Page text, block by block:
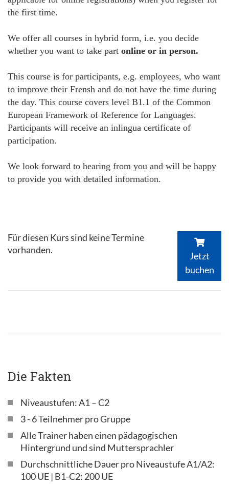
the first time.
We offer all courses in hybrid form, i.e. you decide
whether you want to take part online or in person.
This course is for participants, e.g. employees, who want
to improve their Frensh and do not have the time during
the day. This course covers level B1.1 of the Common
European Framework of Reference for Languages.
Participants will receive an inlingua certificate of
participation.
We look forward to hearing from you and will be happy
to provide you with detailed information.
Für diesen Kurs sind keine Termine
vorhanden.
Jetzt
buchen
Die Fakten
Niveaustufen: A1 – C2
3 - 6 Teilnehmer pro Gruppe
Alle Trainer haben einen pädagogischen
Hintergrund und sind Muttersprachler
Durchschnittliche Dauer pro Niveaustufe A1/A2:
100 UE | B1-C2: 200 UE